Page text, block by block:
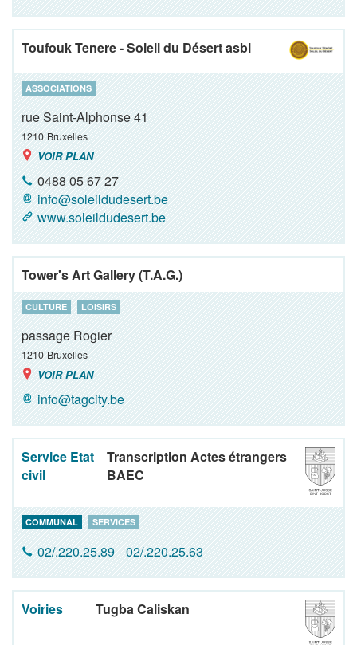
Toufouk Tenere - Soleil du Désert asbl
ASSOCIATIONS
rue Saint-Alphonse 41
1210 Bruxelles
VOIR PLAN
0488 05 67 27
info@soleildudesert.be
www.soleildudesert.be
Tower's Art Gallery (T.A.G.)
CULTURE LOISIRS
passage Rogier
1210 Bruxelles
VOIR PLAN
info@tagcity.be
Service Etat
civil
Transcription Actes étrangers
BAEC
COMMUNAL SERVICES
02/.220.25.89 02/.220.25.63
Voiries Tugba Caliskan